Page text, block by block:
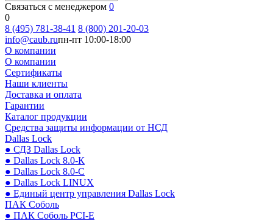
Связаться с менеджером 0
0
8 (495) 781-38-41 8 (800) 201-20-03
info@caub.ruпн-пт 10:00-18:00
О компании
О компании
Сертификаты
Наши клиенты
Доставка и оплата
Гарантии
Каталог продукции
Средства защиты информации от НСД
Dallas Lock
● СДЗ Dallas Lock
● Dallas Lock 8.0-К
● Dallas Lock 8.0-С
● Dallas Lock LINUX
● Единый центр управления Dallas Lock
ПАК Соболь
● ПАК Соболь PCI-E